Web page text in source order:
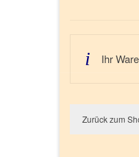
Ihr
Zurück zum